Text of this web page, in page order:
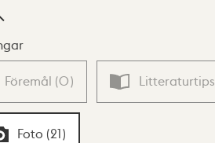
Föremål (0) Litteraturtips
Foto (21)